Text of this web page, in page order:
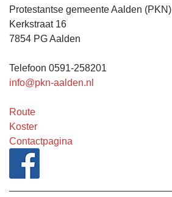
Protestantse gemeente Aalden (PKN)
Kerkstraat 16
7854 PG Aalden
Telefoon 0591-258201
info@pkn-aalden.nl
Route
Koster
Contactpagina